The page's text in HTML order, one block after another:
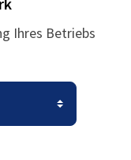
Ihres Betriebs